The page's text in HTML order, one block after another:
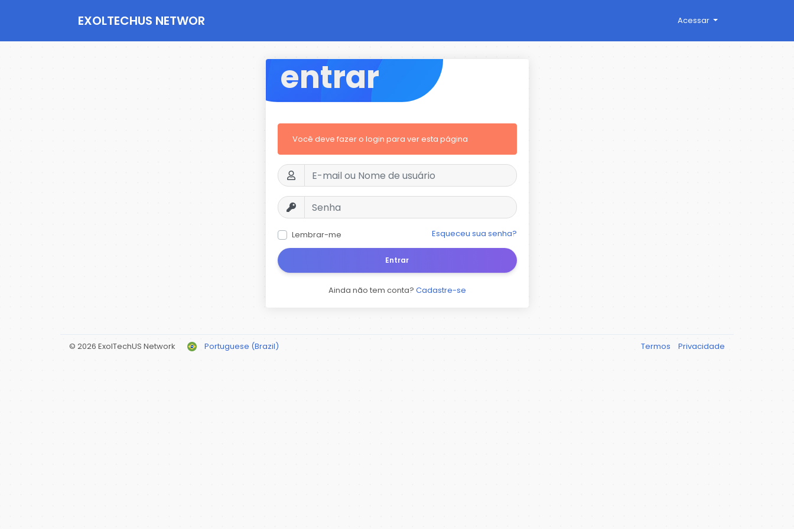
EXOLTECHUS NETWOR Acessar
entrar
Você deve fazer o login para ver esta página
Lembrar-me Esqueceu sua senha?
Entrar
Ainda não tem conta? Cadastre-se
© 2026 ExolTechUS Network Portuguese (Brazil) Termos Privacidade